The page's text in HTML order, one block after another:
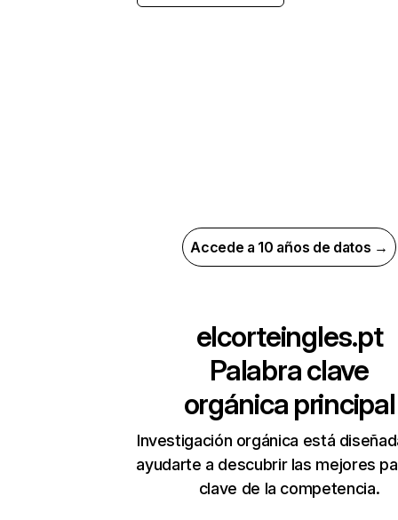
Accede a 10 años de datos →
elcorteingles.pt
Palabra clave
orgánica principal
Investigación orgánica está
ayudarte a descubrir las mejores
clave de la competencia.